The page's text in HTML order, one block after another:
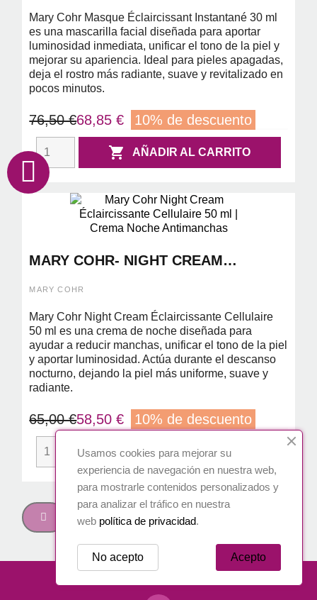
Mary Cohr Masque Éclaircissant Instantané 30 ml
es una mascarilla facial diseñada para aportar
luminosidad inmediata, unificar el tono de la piel y
mejorar su apariencia. Ideal para pieles apagadas,
deja el rostro más radiante, suave y revitalizado en
pocos minutos.
76,50 €68,85 € 10% de descuento
 AÑADIR AL CARRITO
MARY COHR- NIGHT CREAM
MARY COHR
Mary Cohr Night Cream Éclaircissante Cellulaire
50 ml es una crema de noche diseñada para
ayudar a reducir manchas, unificar el tono de la piel
y aportar luminosidad. Actúa durante el descanso
nocturno, dejando la piel más uniforme, suave y
radiante.
65,00 €58,50 € 10% de descuento
 AÑADIR AL CARRITO
1 2 3 …
Usamos cookies para mejorar su
experiencia de navegación en nuestra web,
para mostrarle contenidos personalizados y
para analizar el tráfico en nuestra
web política de privacidad.
Acepto
No acepto